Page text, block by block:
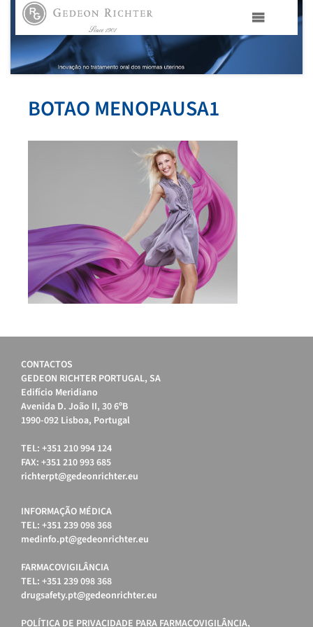
HOME
CONTACTOS
FAMA
BOTAO MENOPAUSA1
CONTACTOS
GEDEON RICHTER PORTUGAL, SA
Edifício Meridiano
Avenida D. João II, 30 6ºB
1990-092 Lisboa, Portugal
TEL: +351 210 994 124
FAX: +351 210 993 685
richterpt@gedeonrichter.eu
INFORMAÇÃO MÉDICA
TEL: +351 239 098 368
medinfo.pt@gedeonrichter.eu
FARMACOVIGILÂNCIA
TEL: +351 239 098 368
drugsafety.pt@gedeonrichter.eu
POLÍTICA DE PRIVACIDADE PARA FARMACOVIGILÂNCIA,